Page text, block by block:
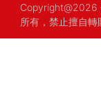
Copyright@2026
所有，禁止擅自轉